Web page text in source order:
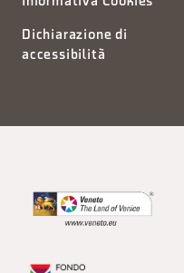
Dichiarazione di
accessibilità